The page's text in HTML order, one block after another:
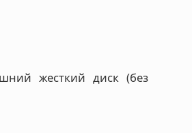
жесткий диск (без